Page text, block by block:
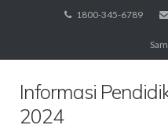
1800-345-6789
Informasi
2024